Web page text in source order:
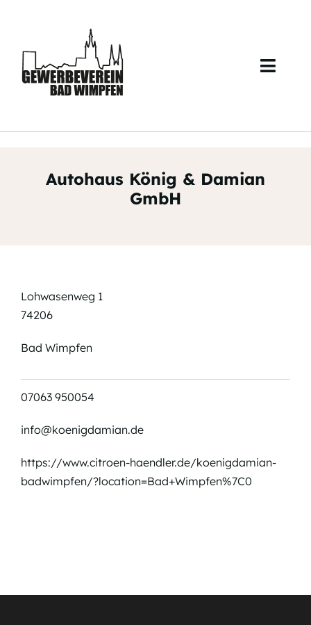
Autohaus König & Damian
GmbH
Lohwasenweg 1
74206
Bad Wimpfen
07063 950054
info@koenigdamian.de
https://www.citroen-haendler.de/koenigdamian-
badwimpfen/?location=Bad+Wimpfen%7C0